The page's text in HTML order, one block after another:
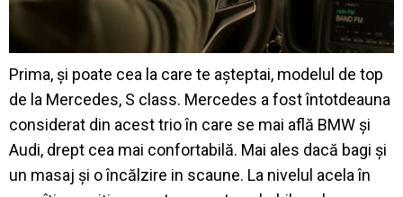
Prima, și poate cea la care te așteptai, modelul de top
de la Mercedes, S class. Mercedes a fost întotdeauna
considerat din acest trio în care se mai află BMW și
Audi, drept cea mai confortabilă. Mai ales dacă bagi și
un masaj și o încălzire in scaune. La nivelul acela în